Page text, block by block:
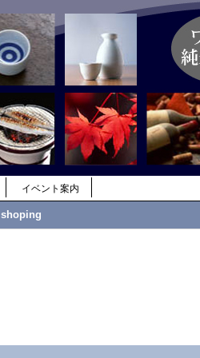
イベント案内
shoping